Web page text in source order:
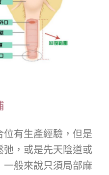
位有生產經驗，但是
弛，或是先天陰道或
一般來說只須局部麻